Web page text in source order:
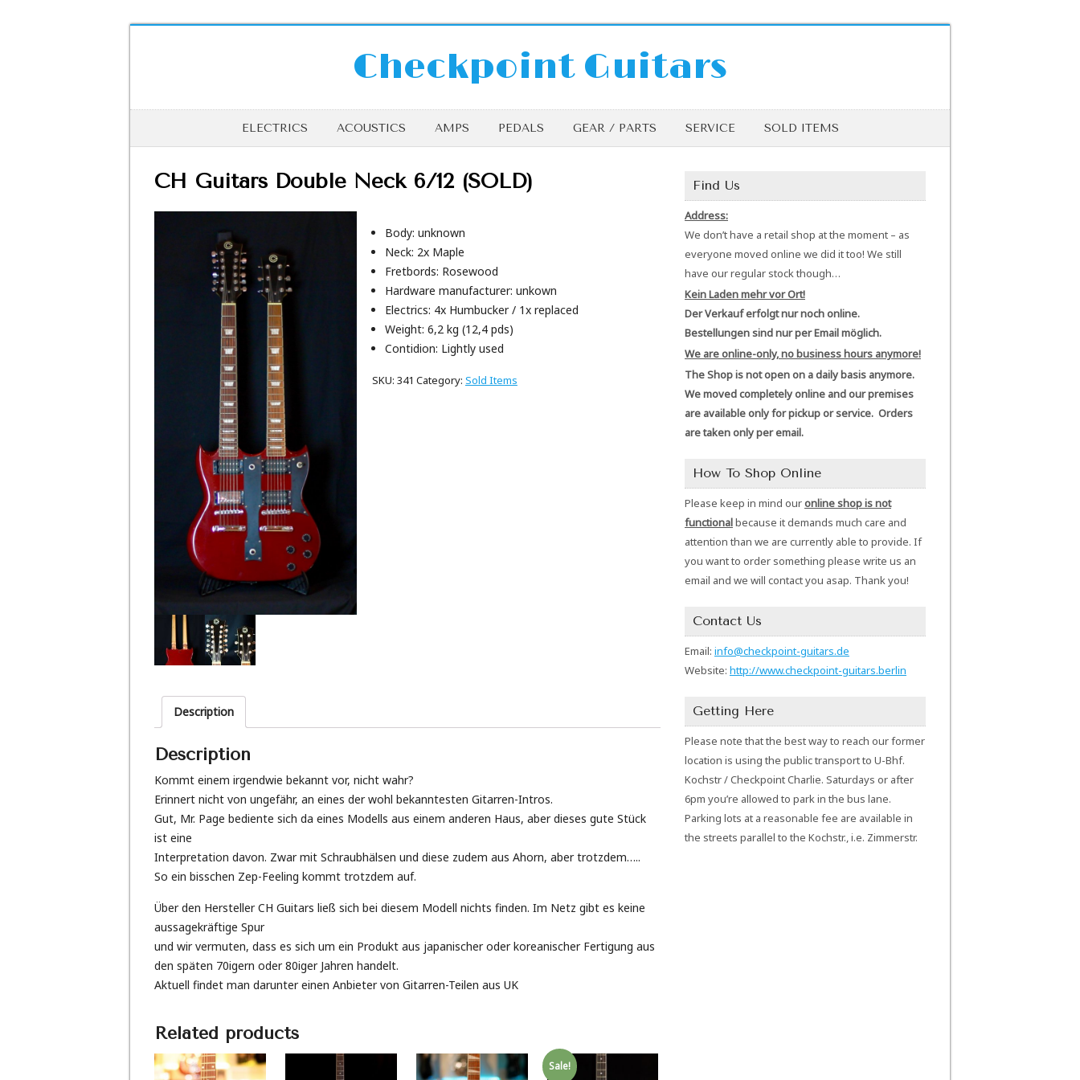
Checkpoint Guitars
ELECTRICS ACOUSTICS AMPS PEDALS GEAR / PARTS SERVICE SOLD ITEMS
CH Guitars Double Neck 6/12 (SOLD)
Body: unknown
Neck: 2x Maple
Fretbords: Rosewood
Hardware manufacturer: unkown
Electrics: 4x Humbucker / 1x replaced
Weight: 6,2 kg (12,4 pds)
Contidion: Lightly used
SKU: 341 Category: Sold Items
Description
Description
Kommt einem irgendwie bekannt vor, nicht wahr?
Erinnert nicht von ungefähr, an eines der wohl bekanntesten Gitarren-Intros.
Gut, Mr. Page bediente sich da eines Modells aus einem anderen Haus, aber dieses gute Stück
ist eine
Interpretation davon. Zwar mit Schraubhälsen und diese zudem aus Ahorn, aber trotzdem…..
So ein bisschen Zep-Feeling kommt trotzdem auf.
Über den Hersteller CH Guitars ließ sich bei diesem Modell nichts finden. Im Netz gibt es keine
aussagekräftige Spur
und wir vermuten, dass es sich um ein Produkt aus japanischer oder koreanischer Fertigung aus
den späten 70igern oder 80iger Jahren handelt.
Aktuell findet man darunter einen Anbieter von Gitarren-Teilen aus UK
Related products
Sale!
Find Us
Address:
We don’t have a retail shop at the moment – as
everyone moved online we did it too! We still
have our regular stock though…
Kein Laden mehr vor Ort!
Der Verkauf erfolgt nur noch online.
Bestellungen sind nur per Email möglich.
We are online-only, no business hours anymore!
The Shop is not open on a daily basis anymore.
We moved completely online and our premises
are available only for pickup or service. Orders
are taken only per email.
How To Shop Online
Please keep in mind ouronline shop is not
functionalbecause it demands much care and
attention than we are currently able to provide. If
you want to order something please write us an
email and we will contact you asap. Thank you!
Contact Us
Email: info@checkpoint-guitars.de
Website: http://www.checkpoint-guitars.berlin
Getting Here
Please note that the best way to reach our former
location is using the public transport to U-Bhf.
Kochstr / Checkpoint Charlie. Saturdays or after
6pm you’re allowed to park in the bus lane.
Parking lots at a reasonable fee are available in
the streets parallel to the Kochstr., i.e. Zimmerstr.